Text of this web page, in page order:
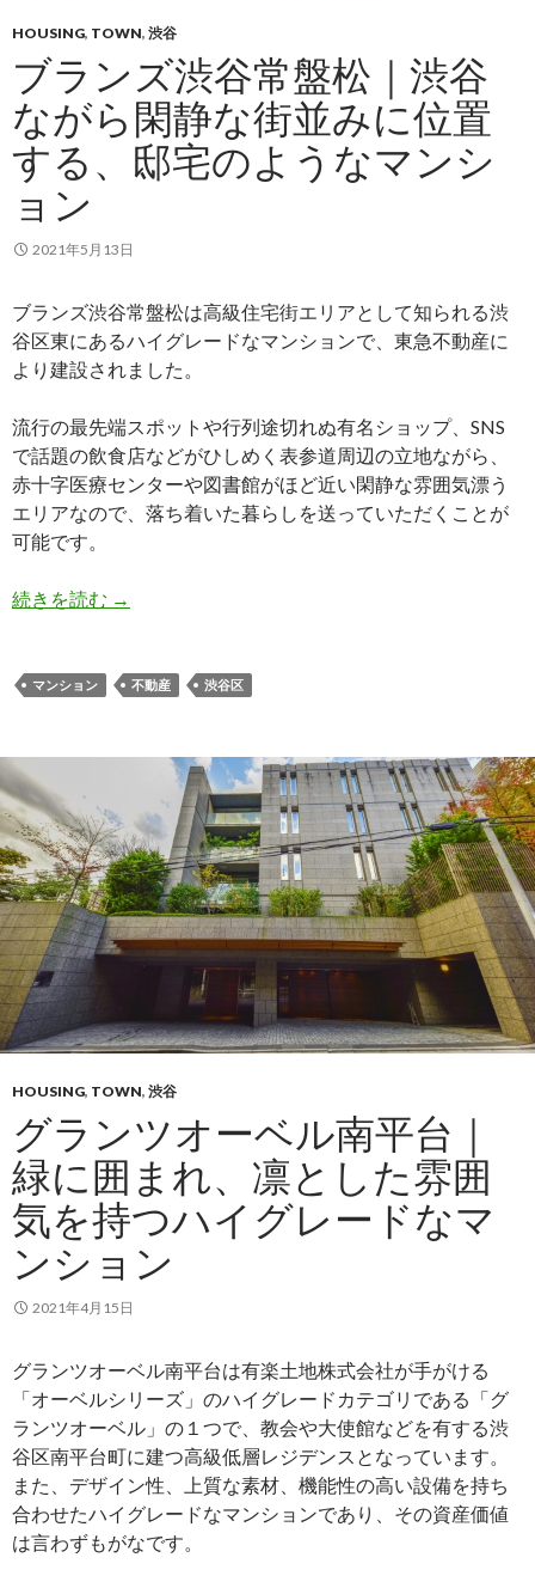
HOUSING, TOWN, 渋谷
ブランズ渋谷常盤松｜渋谷
ながら閑静な街並みに位置
する、邸宅のようなマンシ
ョン
2021年5月13日
ブランズ渋谷常盤松は高級住宅街エリアとして知られる渋
谷区東にあるハイグレードなマンションで、東急不動産に
より建設されました。
流行の最先端スポットや行列途切れぬ有名ショップ、SNS
で話題の飲食店などがひしめく表参道周辺の立地ながら、
赤十字医療センターや図書館がほど近い閑静な雰囲気漂う
エリアなので、落ち着いた暮らしを送っていただくことが
可能です。
続きを読む ブランズ渋谷常盤松｜渋谷ながら閑静な街並み
→
マンション 不動産 渋谷区
HOUSING, TOWN, 渋谷
グランツオーベル南平台｜
緑に囲まれ、凛とした雰囲
気を持つハイグレードなマ
ンション
2021年4月15日
グランツオーベル南平台は有楽土地株式会社が手がける
「オーベルシリーズ」のハイグレードカテゴリである「グ
ランツオーベル」の１つで、教会や大使館などを有する渋
谷区南平台町に建つ高級低層レジデンスとなっています。
また、デザイン性、上質な素材、機能性の高い設備を持ち
合わせたハイグレードなマンションであり、その資産価値
は言わずもがなです。